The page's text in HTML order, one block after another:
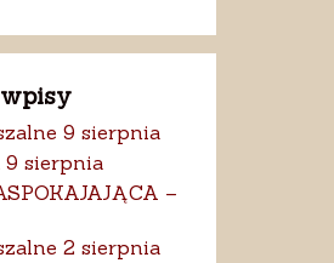
9 sierpnia
9 sierpnia
–
2 sierpnia